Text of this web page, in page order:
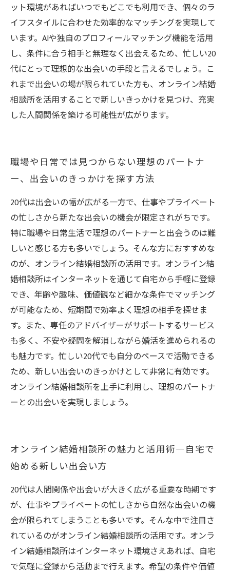
ット環境があればいつでもどこでも利用でき、個々のラ
イフスタイルに合わせた効率的なマッチングを実現して
います。AIや独自のプロフィールマッチング機能を活用
し、条件に合う相手と無理なく出会えるため、忙しい20
代にとって理想的な出会いの手段と言えるでしょう。こ
れまで出会いの場が限られていた方も、オンライン結婚
相談所を活用することで新しいきっかけを見つけ、充実
した人間関係を築ける可能性が広がります。
職場や日常では見つからない理想のパートナ
ー、出会いのきっかけを探す方法
20代は出会いの幅が広がる一方で、仕事やプライベート
の忙しさから新たな出会いの機会が限定されがちです。
特に職場や日常生活で理想のパートナーと出会うのは難
しいと感じる方も多いでしょう。そんな方におすすめな
のが、オンライン結婚相談所の活用です。オンライン結
婚相談所はインターネットを通じて自宅から手軽に登録
でき、年齢や趣味、価値観など細かな条件でマッチング
が可能なため、短期間で効率よく理想の相手を探せま
す。また、専任のアドバイザーがサポートするサービス
も多く、不安や疑問を解消しながら婚活を進められるの
も魅力です。忙しい20代でも自分のペースで活動できる
ため、新しい出会いのきっかけとして非常に有効です。
オンライン結婚相談所を上手に利用し、理想のパートナ
ーとの出会いを実現しましょう。
オンライン結婚相談所の魅力と活用術―自宅で
始める新しい出会い方
20代は人間関係や出会いが大きく広がる重要な時期です
が、仕事やプライベートの忙しさから自然な出会いの機
会が限られてしまうことも多いです。そんな中で注目さ
れているのがオンライン結婚相談所の活用です。オンラ
イン結婚相談所はインターネット環境さえあれば、自宅
で気軽に登録から活動まで行えます。希望の条件や価値